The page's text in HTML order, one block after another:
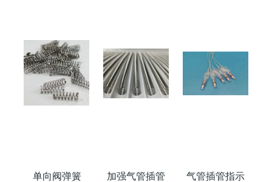
单向阀弹簧
加强气管插管
气管插管指示